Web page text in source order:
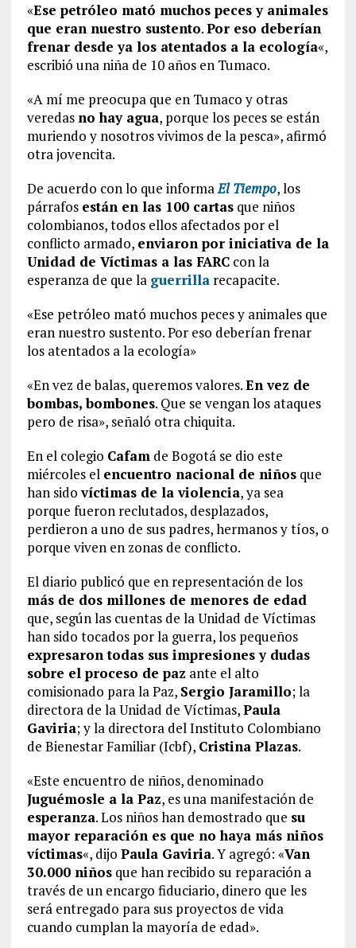
«Ese petróleo mató muchos peces y animales
que eran nuestro sustento.Por eso deberían
frenar desde ya los atentados a la ecología«,
escribió una niña de 10 años en Tumaco.
«A mí me preocupa que en Tumaco y otras
veredas no hay agua, porque los peces se están
muriendo y nosotros vivimos de la pesca», afirmó
otra jovencita.
De acuerdo con lo que informaEl Tiempo, los
párrafos están en las 100 cartasque niños
colombianos, todos ellos afectados por el
conflicto armado, enviaron por iniciativa de la
Unidad de Víctimas a las FARCcon la
esperanza de que la guerrillarecapacite.
«Ese petróleo mató muchos peces y animales que
eran nuestro sustento. Por eso deberían frenar
los atentados a la ecología»
«En vez de balas, queremos valores.En vez de
bombas, bombones. Que se vengan los ataques
pero de risa», señaló otra chiquita.
En el colegio Cafamde Bogotá se dio este
miércoles el encuentro nacional de niñosque
han sidovíctimas de la violencia, ya sea
porque fueron reclutados, desplazados,
perdieron a uno de sus padres, hermanos y tíos, o
porque viven en zonas de conflicto.
El diario publicó que en representación de los
más de dos millones de menores de edad
que, según las cuentas de la Unidad de Víctimas
han sido tocados por la guerra, los pequeños
expresaron todas sus impresiones y dudas
sobre el proceso de paz ante el alto
comisionado para la Paz, Sergio Jaramillo; la
directora de la Unidad de Víctimas,Paula
Gaviria; y la directora del Instituto Colombiano
de Bienestar Familiar (Icbf), Cristina Plazas.
«Este encuentro de niños, denominado
Juguémosle a la Paz, es una manifestación de
esperanza. Los niños han demostrado que su
mayor reparación es que no haya más niños
víctimas«, dijo Paula Gaviria. Y agregó: «Van
30.000 niñosque han recibido su reparación a
través de un encargo fiduciario, dinero que les
será entregado para sus proyectos de vida
cuando cumplan la mayoría de edad».